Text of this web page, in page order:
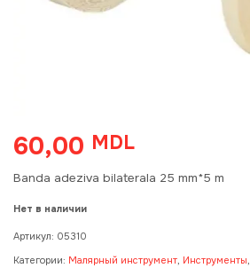
60,00 MDL
Banda adeziva bilaterala 25 mm*5 m
Нет в наличии
Артикул: 05310
Категории: Малярный инструмент, Инструменты,